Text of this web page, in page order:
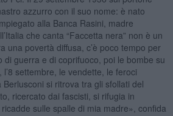
azzurro con il suo nome: è nato
alla Banca Rasini, madre
che canta “Faccetta nera” non è un
una povertà diffusa, c’è poco tempo per
di guerra e di coprifuoco, poi le bombe su
settembre, le vendette, le feroci
si ritrova tra gli sfollati del
ricercato dai fascisti, si rifugia in
sulle spalle di mia madre», confida